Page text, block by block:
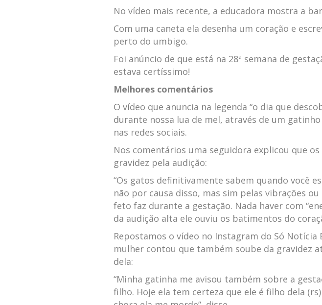
No vídeo mais recente, a educadora mostra a
Com uma caneta ela desenha um coração e
perto do umbigo.
Foi anúncio de que está na 28ª semana de
estava certíssimo!
Melhores comentários
O vídeo que anuncia na legenda “o dia que
durante nossa lua de mel, através de um gatinho
nas redes sociais.
Nos comentários uma seguidora explicou que
gravidez pela audição:
“Os gatos definitivamente sabem quando você
não por causa disso, mas sim pelas vibrações
feto faz durante a gestação. Nada haver com
da audição alta ele ouviu os batimentos do
Repostamos o vídeo no Instagram do Só Notícia
mulher contou que também soube da gravidez
dela:
“Minha gatinha me avisou também sobre a
filho. Hoje ela tem certeza que ele é filho dela